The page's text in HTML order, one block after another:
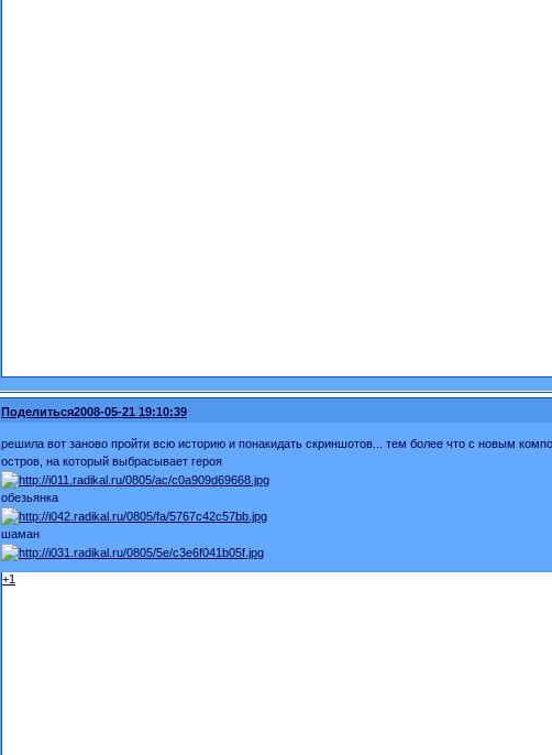
Поделиться2008-05-21 19:10:39
решила вот заново пройти всю историю и понакидать скриншотов... тем более что с новым
остров, на который выбрасывает героя
обезьянка
шаман
+1